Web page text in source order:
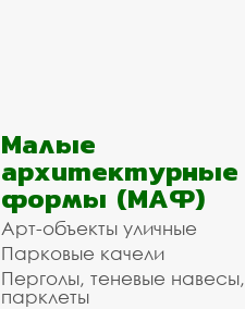
Малые
архитектурные
формы (МАФ)
Арт-объекты уличные
Парковые качели
Перголы, теневые навесы,
парклеты